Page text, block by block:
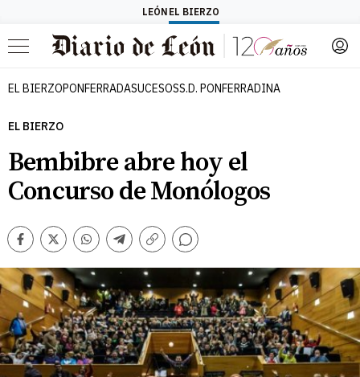
LEÓN EL BIERZO
Menú
EL BIERZOPONFERRADASUCESOSS.D. PONFERRADINA
EL BIERZO
Bembibre abre hoy el
Concurso de Monólogos
Facebook
TwitterWhatsappTelegram
Copiar
Comentarios